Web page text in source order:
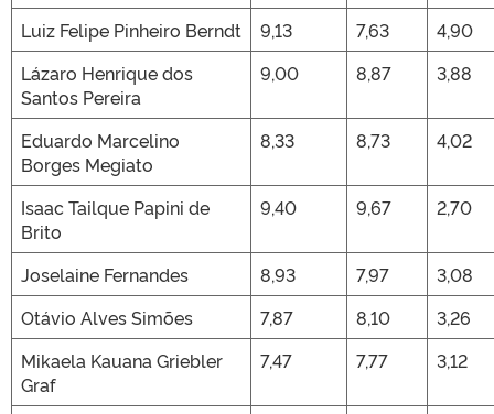
Luiz Felipe Pinheiro Berndt
9,13 7,63
4,90
Lázaro Henrique dos
Santos Pereira
9,00 8,87 3,88
Eduardo Marcelino
Borges Megiato
8,33 8,73 4,02
Isaac Tailque Papini de
Brito
9,40 9,67 2,70
Joselaine Fernandes 8,93 7,97
3,08
Otávio Alves Simões
7,87 8,10
3,26
Mikaela Kauana Griebler
Graf
7,47 7,77 3,12